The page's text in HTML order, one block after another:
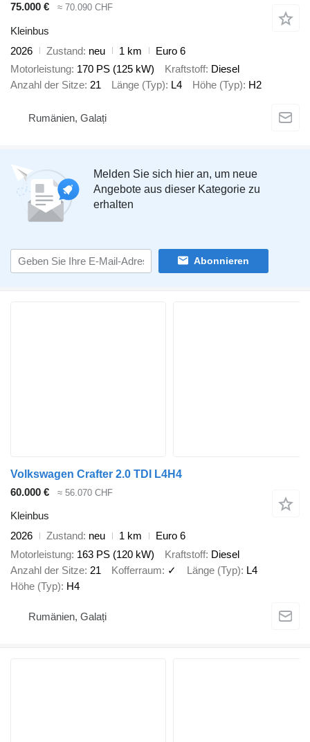
75.000 €
≈ 70.090 CHF
Kleinbus
2026
Zustand neu 1 km
Euro 6
Motorleistung 170 PS (125 kW) Kraftstoff Diesel
Anzahl der Sitze 21 Länge (Typ) L4 Höhe (Typ) H2
Rumänien, Galați
Melden Sie sich hier an, um neue
Angebote aus dieser Kategorie zu
erhalten
Abonnieren
Volkswagen Crafter 2.0 TDI L4H4
60.000 €
≈ 56.070 CHF
Kleinbus
2026
Zustand neu 1 km
Euro 6
Motorleistung 163 PS (120 kW) Kraftstoff Diesel
Anzahl der Sitze 21 Kofferraum ✓ Länge (Typ) L4
Höhe (Typ) H4
Rumänien, Galați